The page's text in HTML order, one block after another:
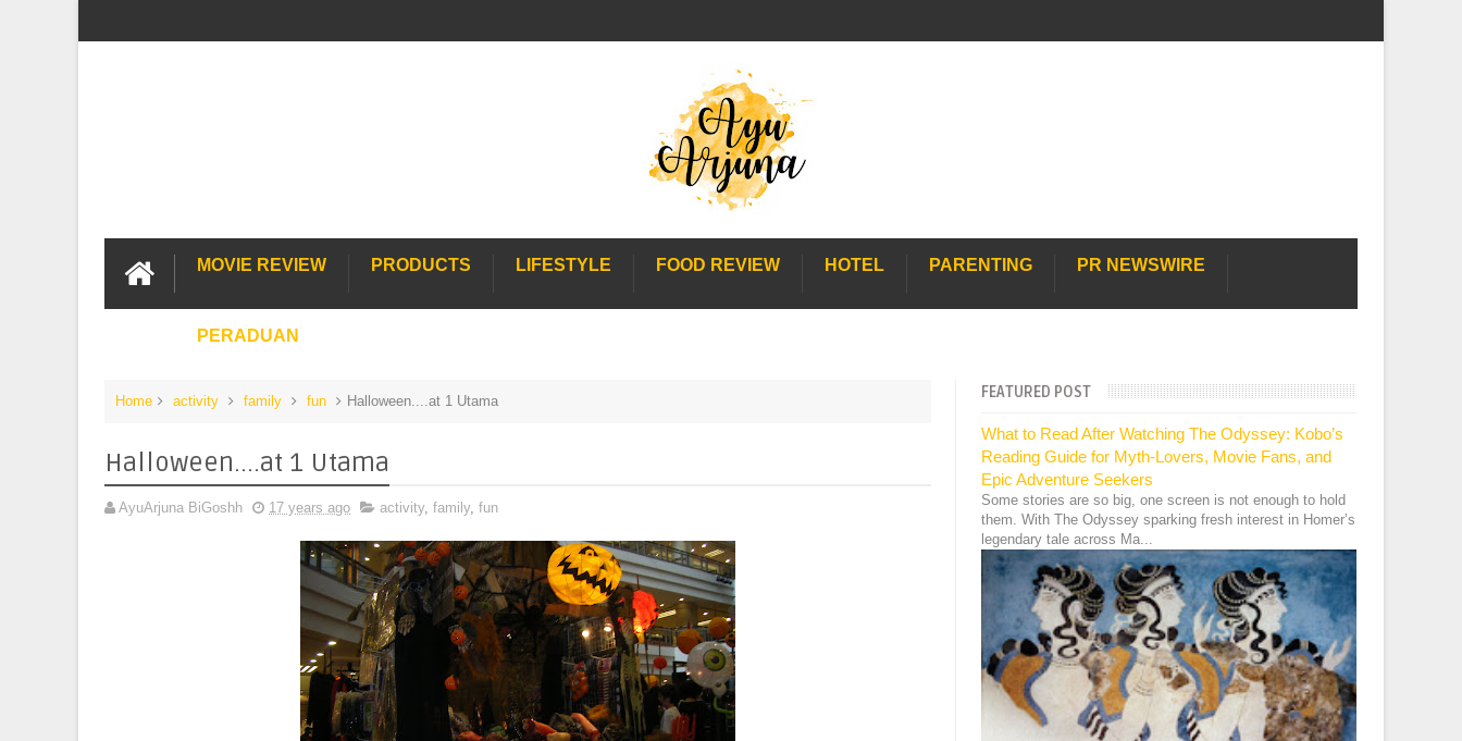
MOVIE REVIEW PRODUCTS LIFESTYLE FOOD REVIEW HOTEL PARENTING PR NEWSWIRE
PERADUAN
Home activity family fun Halloween....at 1 Utama
Halloween....at 1 Utama
AyuArjuna BiGoshh 17 years ago activity, family, fun
FEATURED POST
What to Read After Watching The Odyssey: Kobo’s
Reading Guide for Myth-Lovers, Movie Fans, and
Epic Adventure Seekers
Some stories are so big, one screen is not enough to hold
them. With The Odyssey sparking fresh interest in Homer’s
legendary tale across Ma...